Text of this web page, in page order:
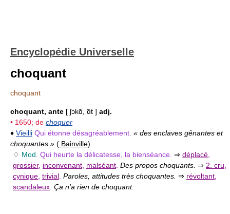
Encyclopédie Universelle
choquant
choquant
choquant, ante [ ʃɔkɑ̃, ɑ̃t ] adj.
• 1650; de choquer
♦ Vieilli Qui étonne désagréablement. « des enclaves gênantes et
choquantes » ( Bainville)
♢ Mod. Qui heurte la délicatesse, la bienséance. ⇒ déplacé
grossier, inconvenant malséant Des propos choquants. ⇒ 2. cru
cynique trivial Paroles, attitudes très choquantes. ⇒ révoltant
scandaleux Ça n'a rien de choquant.